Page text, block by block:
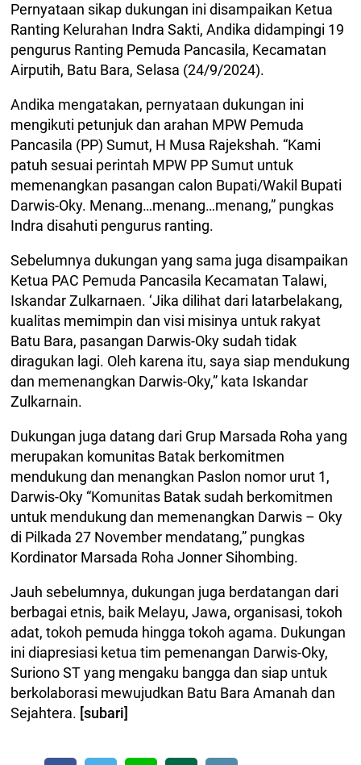
Pernyataan sikap dukungan ini disampaikan Ketua
Ranting Kelurahan Indra Sakti, Andika didampingi 19
pengurus Ranting Pemuda Pancasila, Kecamatan
Airputih, Batu Bara, Selasa (24/9/2024).
Andika mengatakan, pernyataan dukungan ini
mengikuti petunjuk dan arahan MPW Pemuda
Pancasila (PP) Sumut, H Musa Rajekshah. “Kami
patuh sesuai perintah MPW PP Sumut untuk
memenangkan pasangan calon Bupati/Wakil Bupati
Darwis-Oky. Menang…menang…menang,” pungkas
Indra disahuti pengurus ranting.
Sebelumnya dukungan yang sama juga disampaikan
Ketua PAC Pemuda Pancasila Kecamatan Talawi,
Iskandar Zulkarnaen. ‘Jika dilihat dari latarbelakang,
kualitas memimpin dan visi misinya untuk rakyat
Batu Bara, pasangan Darwis-Oky sudah tidak
diragukan lagi. Oleh karena itu, saya siap mendukung
dan memenangkan Darwis-Oky,” kata Iskandar
Zulkarnain.
Dukungan juga datang dari Grup Marsada Roha yang
merupakan komunitas Batak berkomitmen
mendukung dan menangkan Paslon nomor urut 1,
Darwis-Oky “Komunitas Batak sudah berkomitmen
untuk mendukung dan memenangkan Darwis – Oky
di Pilkada 27 November mendatang,” pungkas
Kordinator Marsada Roha Jonner Sihombing.
Jauh sebelumnya, dukungan juga berdatangan dari
berbagai etnis, baik Melayu, Jawa, organisasi, tokoh
adat, tokoh pemuda hingga tokoh agama. Dukungan
ini diapresiasi ketua tim pemenangan Darwis-Oky,
Suriono ST yang mengaku bangga dan siap untuk
berkolaborasi mewujudkan Batu Bara Amanah dan
Sejahtera. [subari]